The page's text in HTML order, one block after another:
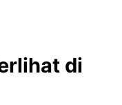
di